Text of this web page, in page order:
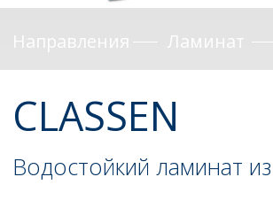
КОЛЛЕКЦИЯ SENSA 1033